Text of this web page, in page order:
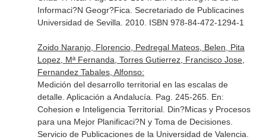
Informaci?N Geogr?Fica . Secretariado de Publicacines
Universidad de Sevilla. 2010. ISBN 978-84-472-1294-1
Zoido Naranjo, Florencio, Pedregal Mateos, Belen, Pita
Lopez, Mª Fernanda, Torres Gutierrez, Francisco Jose,
Fernandez Tabales, Alfonso:
Medición del desarrollo territorial en las escalas de
detalle. Aplicación a Andalucía. Pag. 245-265. En:
Cohesion e Inteligencia Territorial. Din?Micas y Procesos
para una Mejor Planificaci?N y Toma de Decisiones.
Servicio de Publicaciones de la Universidad de Valencia.